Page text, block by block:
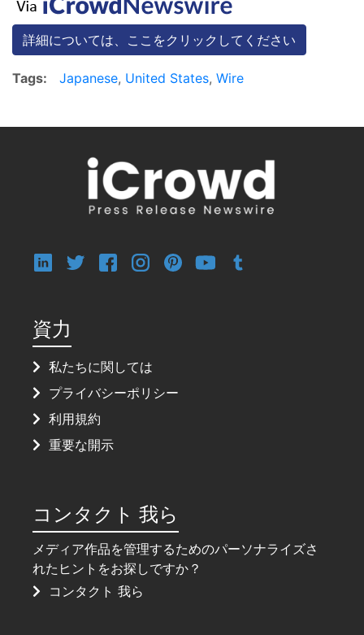
詳細については、ここをクリックしてください
Tags: Japanese, United States, Wire
資力
私たちに関しては
プライバシーポリシー
利用規約
重要な開示
コンタクト 我ら
メディア作品を管理するためのパーソナライズさ
れたヒントをお探しですか？
コンタクト 我ら